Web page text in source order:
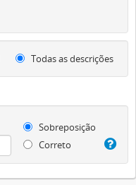
Todas as descrições
Sobreposição
Correto